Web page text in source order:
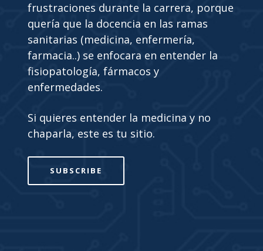
frustraciones durante la carrera, porque
quería que la docencia en las ramas
sanitarias (medicina, enfermería,
farmacia..) se enfocara en entender la
fisiopatología, fármacos y
enfermedades.
Si quieres entender la medicina y no
chaparla, este es tu sitio.
SUBSCRIBE